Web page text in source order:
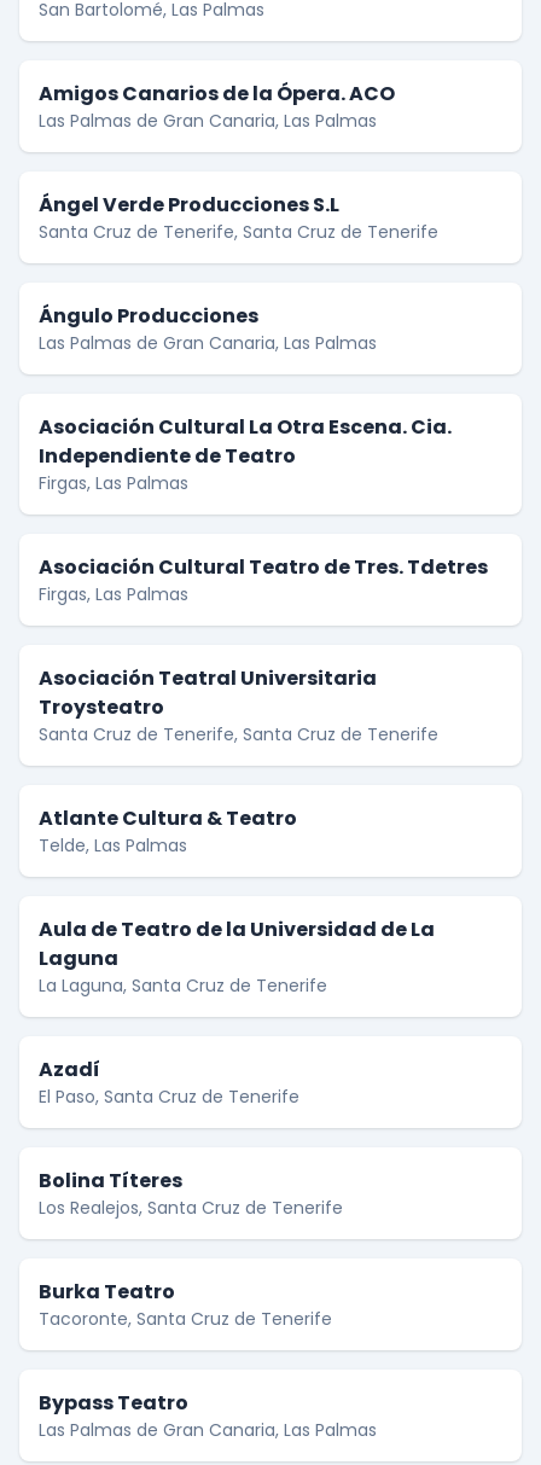
San Bartolomé, Las Palmas
Amigos Canarios de la Ópera. ACO
Las Palmas de Gran Canaria, Las Palmas
Ángel Verde Producciones S.L
Santa Cruz de Tenerife, Santa Cruz de Tenerife
Ángulo Producciones
Las Palmas de Gran Canaria, Las Palmas
Asociación Cultural La Otra Escena. Cia.
Independiente de Teatro
Firgas, Las Palmas
Asociación Cultural Teatro de Tres. Tdetres
Firgas, Las Palmas
Asociación Teatral Universitaria
Troysteatro
Santa Cruz de Tenerife, Santa Cruz de Tenerife
Atlante Cultura & Teatro
Telde, Las Palmas
Aula de Teatro de la Universidad de La
Laguna
La Laguna, Santa Cruz de Tenerife
Azadí
El Paso, Santa Cruz de Tenerife
Bolina Títeres
Los Realejos, Santa Cruz de Tenerife
Burka Teatro
Tacoronte, Santa Cruz de Tenerife
Bypass Teatro
Las Palmas de Gran Canaria, Las Palmas